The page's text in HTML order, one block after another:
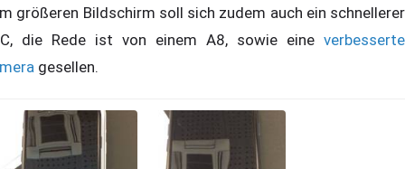
größeren Bildschirm soll sich zudem auch ein schnellerer
die Rede ist von einem A8, sowie eine verbesserte
gesellen.